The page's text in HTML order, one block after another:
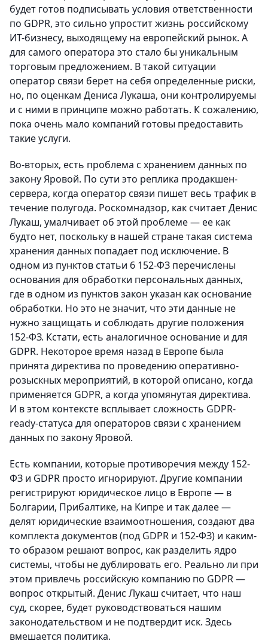
будет готов подписывать условия ответственности
по GDPR, это сильно упростит жизнь российскому
ИТ-бизнесу, выходящему на европейский рынок. А
для самого оператора это стало бы уникальным
торговым предложением. В такой ситуации
оператор связи берет на себя определенные риски,
но, по оценкам Дениса Лукаша, они контролируемы
и с ними в принципе можно работать. К сожалению,
пока очень мало компаний готовы предоставить
такие услуги.
Во-вторых, есть проблема с хранением данных по
закону Яровой. По сути это реплика продакшен-
сервера, когда оператор связи пишет весь трафик в
течение полугода. Роскомнадзор, как считает Денис
Лукаш, умалчивает об этой проблеме — ее как
будто нет, поскольку в нашей стране такая система
хранения данных попадает под исключение. В
одном из пунктов статьи 6 152-ФЗ перечислены
основания для обработки персональных данных,
где в одном из пунктов закон указан как основание
обработки. Но это не значит, что эти данные не
нужно защищать и соблюдать другие положения
152-ФЗ. Кстати, есть аналогичное основание и для
GDPR. Некоторое время назад в Европе была
принята директива по проведению оперативно-
розыскных мероприятий, в которой описано, когда
применяется GDPR, а когда упомянутая директива.
И в этом контексте всплывает сложность GDPR-
ready-статуса для операторов связи с хранением
данных по закону Яровой.
Есть компании, которые противоречия между 152-
ФЗ и GDPR просто игнорируют. Другие компании
регистрируют юридическое лицо в Европе — в
Болгарии, Прибалтике, на Кипре и так далее —
делят юридические взаимоотношения, создают два
комплекта документов (под GDPR и 152-ФЗ) и каким-
то образом решают вопрос, как разделить ядро
системы, чтобы не дублировать его. Реально ли при
этом привлечь российскую компанию по GDPR —
вопрос открытый. Денис Лукаш считает, что наш
суд, скорее, будет руководствоваться нашим
законодательством и не подтвердит иск. Здесь
вмешается политика.